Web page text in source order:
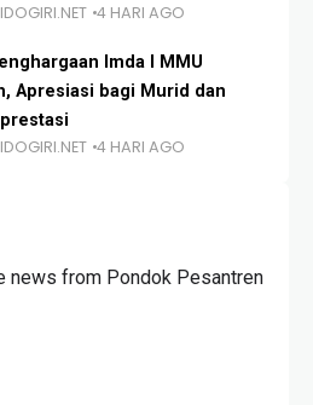
4 HARI AGO
Imda I MMU
Apresiasi bagi Murid dan
4 HARI AGO
news from Pondok Pesantren